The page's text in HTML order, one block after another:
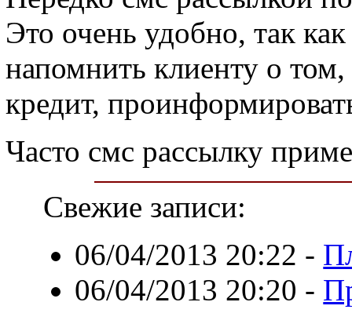
Это очень удобно, так
напомнить клиенту о
кредит,
Часто смс рассылку
Свежие записи:
06/04/2013 20:22 -
06/04/2013 20:20 -